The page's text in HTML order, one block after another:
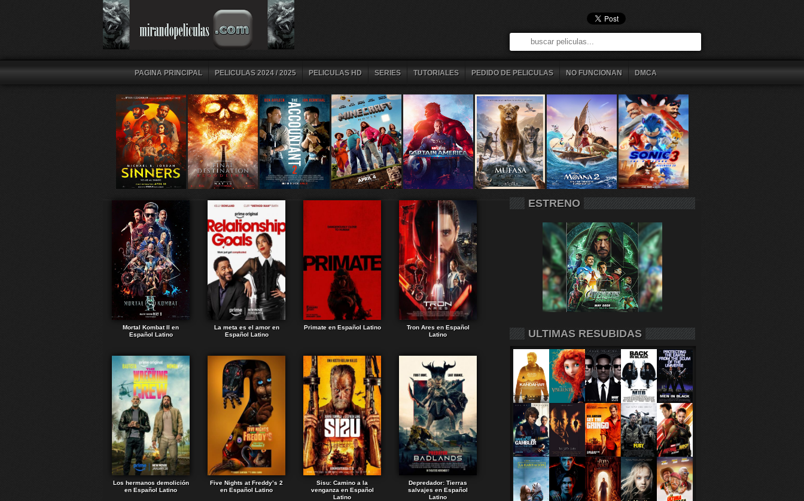
PAGINA PRINCIPAL PELICULAS 2024 / 2025 PELICULAS HD SERIES TUTORIALES PEDIDO DE PELICULAS NO FUNCIONAN DMCA
Mortal Kombat II en
Español Latino
La meta es el amor en
Español Latino
Primate en Español Latino
Tron Ares en Español
Latino
Los hermanos demolición
en Español Latino
Five Nights at Freddy’s 2
en Español Latino
Sisu: Camino a la
venganza en Español
Latino
Depredador: Tierras
salvajes en Español
Latino
ESTRENO
ULTIMAS RESUBIDAS